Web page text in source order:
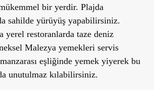
bir yerdir. Plajda
sahilde yürüyüş yapabilirsiniz.
yerel restoranlarda taze deniz
Malezya yemekleri servis
eşliğinde yemek yiyerek bu
unutulmaz kılabilirsiniz.